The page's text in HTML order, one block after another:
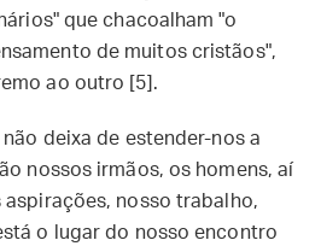
que chacoalham "o
de muitos cristãos",
ao outro [5].
deixa de estender-nos a
nossos irmãos, os homens, aí
aspirações, nosso trabalho,
o lugar do nosso encontro